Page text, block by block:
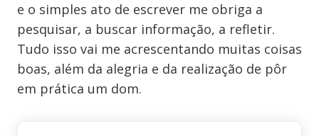
e o simples ato de escrever me obriga a
pesquisar, a buscar informação, a refletir.
Tudo isso vai me acrescentando muitas coisas
boas, além da alegria e da realização de pôr
em prática um dom.